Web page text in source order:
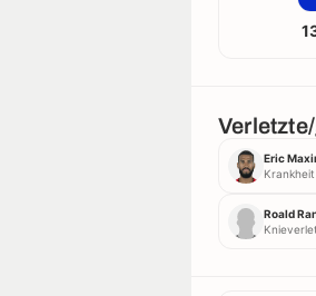
Eric
Krankheit
Roald